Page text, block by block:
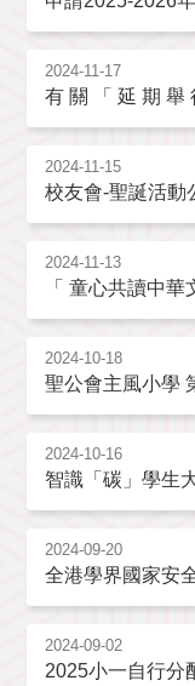
2024-11-17
有 關 「 延 期 舉
2024-11-15
校友會-聖誕活動
2024-11-13
「 童心共讀中
2024-10-18
聖公會主風小學
2024-10-16
智識「碳」學生
2024-09-20
全港學界國家安
2024-09-02
2025小一自行分